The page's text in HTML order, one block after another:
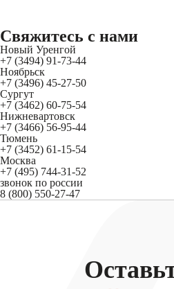
Свяжитесь с нами
Новый Уренгой
+7 (3494) 91-73-44
Ноябрьск
+7 (3496) 45-27-50
Сургут
+7 (3462) 60-75-54
Нижневартовск
+7 (3466) 56-95-44
Тюмень
+7 (3452) 61-15-54
Москва
+7 (495) 744-31-52
звонок по россии
8 (800) 550-27-47